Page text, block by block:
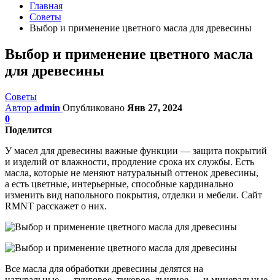
Главная
Советы
Выбор и применение цветного масла для древесины
Выбор и применение цветного масла
для древесины
Советы
Автор admin Опубликовано Янв 27, 2024
0
Поделится
У масел для древесины важные функции — защита покрытий
и изделий от влажности, продление срока их службы. Есть
масла, которые не меняют натуральный оттенок древесины,
а есть цветные, интерьерные, способные кардинально
изменить вид напольного покрытия, отделки и мебели. Сайт
RMNT расскажет о них.
Все масла для обработки древесины делятся на